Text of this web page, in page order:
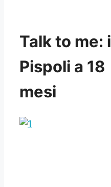
Talk to me: i
Pispoli a 18
mesi